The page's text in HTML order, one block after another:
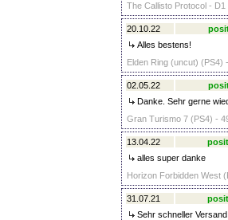
The Callisto Protocol -
20.10.22
Alles bestens!
Elden Ring (uncut) (PS4)
02.05.22
Danke. Sehr gerne
Gran Turismo 7 (PS4) -
13.04.22
alles super danke
Horizon Forbidden West
31.07.21
Sehr schneller